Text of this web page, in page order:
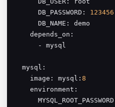
      DB_PASSWORD:
123456
      DB_NAME: demo
    depends_on:
      - mysql
  mysql:
    image: mysql:
8
    environment: